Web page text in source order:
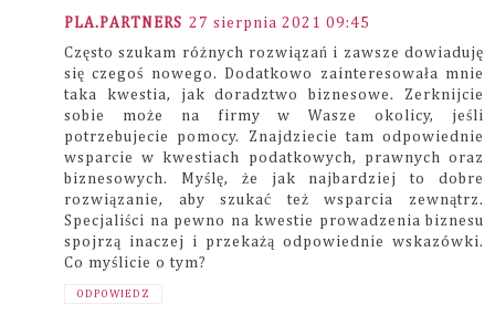
PLA.PARTNERS 27 sierpnia 2021 09:45
Często szukam różnych rozwiązań i zawsze dowiaduję
się czegoś nowego. Dodatkowo zainteresowała mnie
taka kwestia, jak doradztwo biznesowe. Zerknijcie
sobie może na firmy w Wasze okolicy, jeśli
potrzebujecie pomocy. Znajdziecie tam odpowiednie
wsparcie w kwestiach podatkowych, prawnych oraz
biznesowych. Myślę, że jak najbardziej to dobre
rozwiązanie, aby szukać też wsparcia zewnątrz.
Specjaliści na pewno na kwestie prowadzenia biznesu
spojrzą inaczej i przekażą odpowiednie wskazówki.
Co myślicie o tym?
ODPOWIEDZ